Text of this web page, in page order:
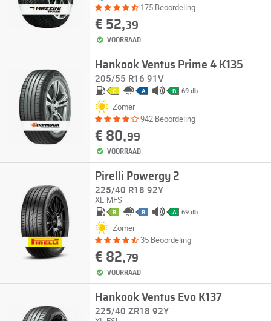
175 Beoordeling
€ 52,39
VOORRAAD
Hankook Ventus Prime 4 K135
205/55 R16 91V
C A B 69 db
Zomer
942 Beoordeling
€ 80,99
VOORRAAD
Pirelli Powergy 2
225/40 R18 92Y
XL MFS
B B A 69 db
Zomer
35 Beoordeling
€ 82,79
VOORRAAD
Hankook Ventus Evo K137
225/40 ZR18 92Y